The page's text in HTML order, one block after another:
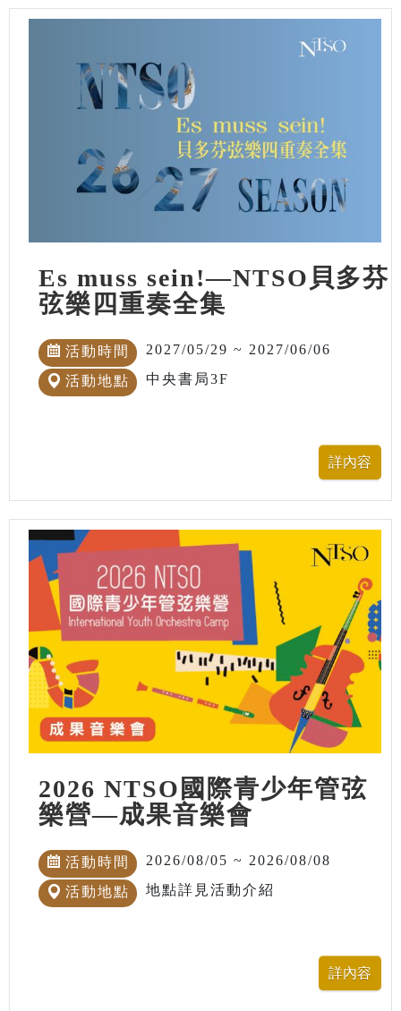
Es muss sein!—NTSO貝多芬
弦樂四重奏全集
活動時間 2027/05/29 ~ 2027/06/06
活動地點 中央書局3F
2026 NTSO國際青少年管弦
樂營—成果音樂會
活動時間 2026/08/05 ~ 2026/08/08
活動地點 地點詳見活動介紹